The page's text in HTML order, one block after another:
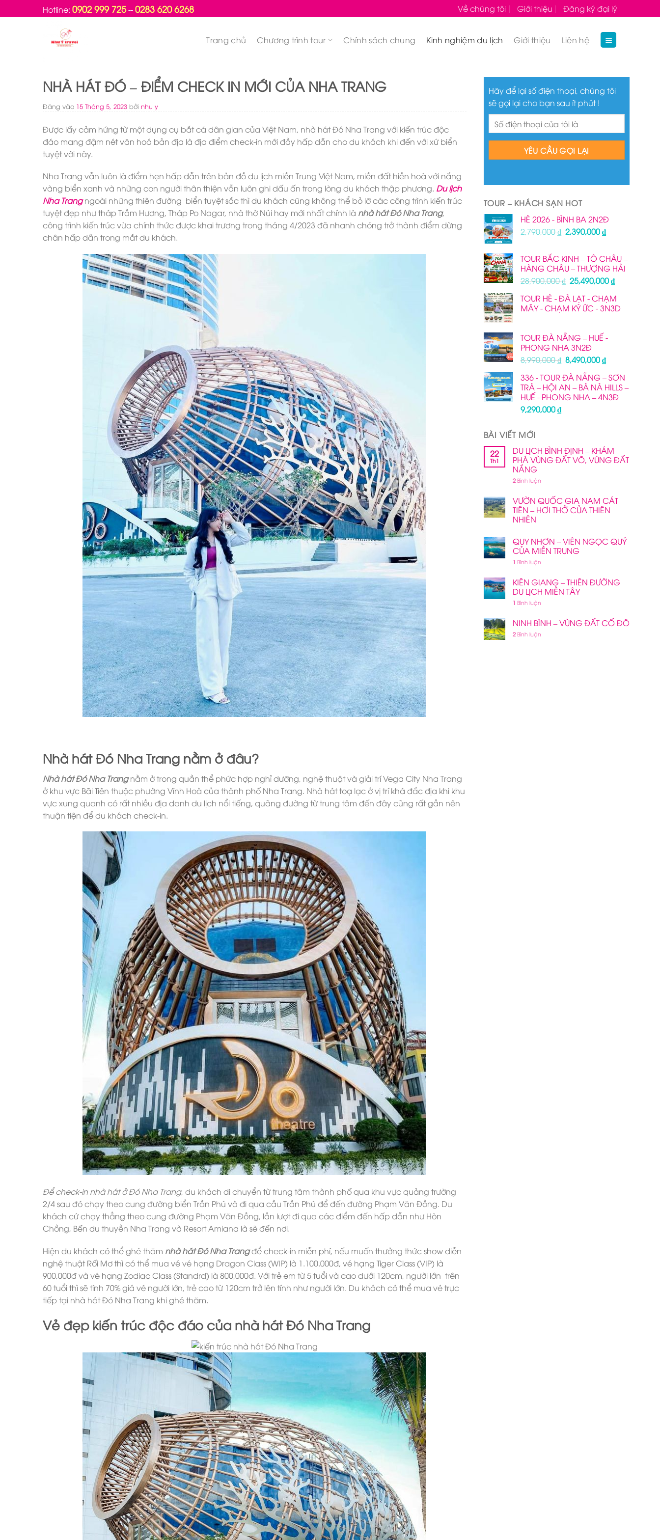
qua
Hotline: 0902 999 725--0283 620 6268 Về chúng tôi Giới thiệu Đăng ký đại lý
Trang chủ Chương trình tour Chính sách chung Kinh nghiệm du lịch Giới thiệu Liên hệ
NHÀ HÁT ĐÓ – ĐIỂM CHECK IN MỚI CỦA NHA TRANG
Đăng vào 15 Tháng 5, 2023 bởi nhu y
Được lấy cảm hứng từ một dụng cụ bắt cá dân gian của Việt Nam, nhà hát Đó Nha Trang với kiến trúc độc
đáo mang đậm nét văn hoá bản địa là địa điểm check-in mới đầy hấp dẫn cho du khách khi đến với xứ biển
tuyệt vời này.
Nha Trang vẫn luôn là điểm hẹn hấp dẫn trên bản đồ du lịch miền Trung Việt Nam, miền đất hiền hoà với nắng
vàng biển xanh và những con người thân thiện vẫn luôn ghi dấu ấn trong lòng du khách thập phương. Du lịch
Nha Trangngoài những thiên đường biển tuyệt sắc thì du khách cũng không thể bỏ lỡ các công trình kiến trúc
tuyệt đẹp như tháp Trầm Hương, Tháp Po Nagar, nhà thờ Núi hay mới nhất chính là nhà hát Đó Nha Trang,
công trình kiến trúc vừa chính thức được khai trương trong tháng 4/2023 đã nhanh chóng trở thành điểm dừng
chân hấp dẫn trong mắt du khách.
Nhà hát Đó Nha Trang nằm ở đâu?
Nhà hát Đó Nha Trangnằm ở trong quần thể phức hợp nghỉ dưỡng, nghệ thuật và giải trí Vega City Nha Trang
ở khu vực Bãi Tiên thuộc phường Vĩnh Hoà của thành phố Nha Trang. Nhà hát toạ lạc ở vị trí khá đắc địa khi khu
vực xung quanh có rất nhiều địa danh du lịch nổi tiếng, quãng đường từ trung tâm đến đây cũng rất gần nên
thuận tiện để du khách check-in.
Để check-in nhà hát ở Đó Nha Trang, du khách di chuyển từ trung tâm thành phố qua khu vực quảng trường
2/4 sau đó chạy theo cung đường biển Trần Phú và đi qua cầu Trần Phú để đến đường Phạm Văn Đồng. Du
khách cứ chạy thẳng theo cung đường Phạm Văn Đồng, lần lượt đi qua các điểm đến hấp dẫn như Hòn
Chồng, Bến du thuyền Nha Trang và Resort Amiana là sẽ đến nơi.
Hiện du khách có thể ghé thăm nhà hát Đó Nha Trangđể check-in miễn phí, nếu muốn thưởng thức show diễn
nghệ thuật Rối Mơ thì có thể mua vé vé hạng Dragon Class (WIP) là 1.100.000đ, vé hạng Tiger Class (VIP) là
900,000đ và vé hạng Zodiac Class (Standrd) là 800,000đ. Với trẻ em từ 5 tuổi và cao dưới 120cm, người lớn trên
60 tuổi thì sẽ tính 70% giá vé người lớn, trẻ cao từ 120cm trở lên tính như người lớn. Du khách có thể mua vé trực
tiếp tại nhà hát Đó Nha Trang khi ghé thăm.
Vẻ đẹp kiến trúc độc đáo của nhà hát Đó Nha Trang
Hãy để lại số điện thoại, chúng tôi
sẽ gọi lại cho bạn sau ít phút !
TOUR – KHÁCH SẠN HOT
HÈ 2026 - BÌNH BA 2N2Đ
2,790,000₫ Giá
2,790,000 ₫.
2,390,000₫Giá
là:
2,390,000 ₫.
TOUR BẮC KINH – TÔ CHÂU –
HÀNG CHÂU – THƯỢNG HẢI
28,900,000₫ Giá
là:
28,900,000 ₫.
25,490,000₫Giá
tại
là:
TOUR HÈ - ĐÀ LẠT - CHẠM
MÂY - CHẠM KÝ ỨC - 3N3D
TOUR ĐÀ NẴNG – HUẾ -
PHONG NHA 3N2Đ
8,990,000₫ Giá
là:
8,990,000 ₫.
8,490,000₫Giá
tại
là:
8,490,000 ₫.
336 - TOUR ĐÀ NẴNG – SƠN
TRÀ – HỘI AN – BÀ NÀ HILLS –
HUẾ - PHONG NHA – 4N3Đ
9,290,000₫
BÀI VIẾT MỚI
22
Th1
DU LỊCH BÌNH ĐỊNH – KHÁM
PHÁ VÙNG ĐẤT VÕ, VÙNG ĐẤT
NẮNG
2Bình luận
VƯỜN QUỐC GIA NAM CÁT
TIÊN – HƠI THỞ CỦA THIÊN
NHIÊN
QUY NHƠN – VIÊN NGỌC QUÝ
CỦA MIỀN TRUNG
1 Bình luận
KIÊN GIANG – THIÊN ĐƯỜNG
DU LỊCH MIỀN TÂY
1 Bình luận
NINH BÌNH – VÙNG ĐẤT CỐ ĐÔ
2Bình luận